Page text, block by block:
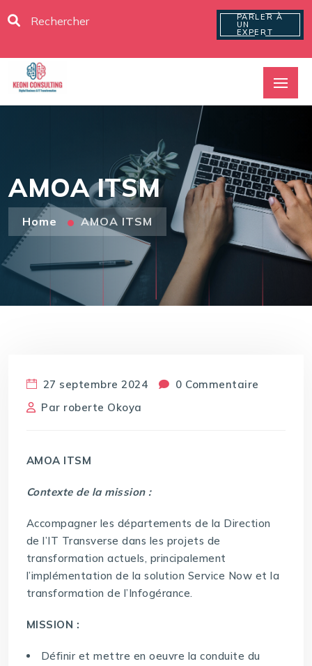
PARLER À
UN
EXPERT
AMOA ITSM
Home AMOA ITSM
27 septembre 2024
0 Commentaire
Par roberte Okoya
AMOA ITSM
Contexte de la mission :
Accompagner les départements de la Direction
de l’IT Transverse dans les projets de
transformation actuels, principalement
l’implémentation de la solution Service Now et la
transformation de l’Infogérance.
MISSION :
Définir et mettre en oeuvre la conduite du